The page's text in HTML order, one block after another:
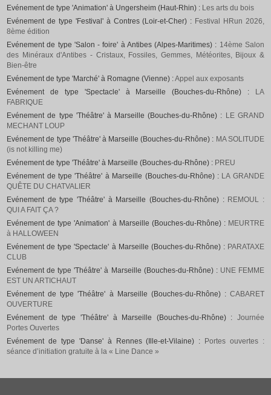
Evénement de type 'Animation' à Ungersheim (Haut-Rhin) : Les arts du bois
Evénement de type 'Festival' à Contres (Loir-et-Cher) : Festival HRun 2026,
8ème édition
Evénement de type 'Salon - foire' à Antibes (Alpes-Maritimes) : 14ème Salon
des Minéraux d'Antibes - Cristaux, Fossiles, Gemmes, Météorites, Bijoux &
Bien-être
Evénement de type 'Marché' à Romagne (Vienne) :Appel aux exposants
Evénement de type 'Spectacle' à Marseille (Bouches-du-Rhône) :
LA
FABRIQUE
Evénement de type 'Théâtre' à Marseille (Bouches-du-Rhône) : LE GRAND
MECHANT LOUP
Evénement de type 'Théâtre' à Marseille (Bouches-du-Rhône) : MA SOLITUDE
(is not killing me)
Evénement de type 'Théâtre' à Marseille (Bouches-du-Rhône) : PREU
Evénement de type 'Théâtre' à Marseille (Bouches-du-Rhône) : LA GRANDE
QUÊTE DU CHATVALIER
Evénement de type 'Théâtre' à Marseille (Bouches-du-Rhône) : REMOUL :
QUI A FAIT ÇA ?
Evénement de type 'Animation' à Marseille (Bouches-du-Rhône) : MEURTRE
à HALLOWEEN
Evénement de type 'Spectacle' à Marseille (Bouches-du-Rhône) : PARATAXE
CLUB
Evénement de type 'Théâtre' à Marseille (Bouches-du-Rhône) : UNE FEMME
EST UN ARTICHAUT
Evénement de type 'Théâtre' à Marseille (Bouches-du-Rhône) : CABARET
OUVERTURE
Evénement de type 'Théâtre' à Marseille (Bouches-du-Rhône) : Journée
Portes Ouvertes
Evénement de type 'Danse' à Rennes (Ille-et-Vilaine) :
Portes ouvertes :
séance d’initiation gratuite à la « Line Dance »